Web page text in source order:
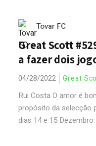
Tovar FC
Great Scott
a fazer dois
04/28/2022 Great
Rui Costa O amor é
propósito da selecção
dias 14 e 15 Dezembro